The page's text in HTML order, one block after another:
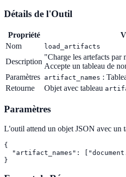
Détails de l'Outil
Propriété
Nom
load_artifacts
Description
"Charge les artefacts par
Accepte un tableau de
Paramètres artifact_names :
Retourne
Objet avec tableau
Paramètres
L'outil attend un objet JSON avec un
{
"artifact_names":
}